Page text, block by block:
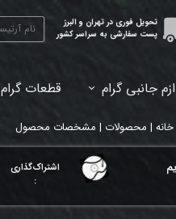
تحویل فوری در تهران و البرز
پست سفارشی به سراسر کشور
جانبی گرام قطعات گرام
خانه | محصولات | مشخصات محصول
اشتراک‌گذاری
: